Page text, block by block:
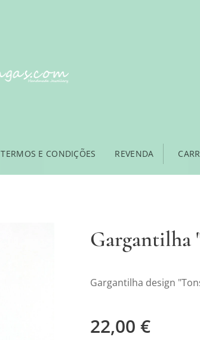
TERMOS E CONDIÇÕES REVENDA
Gargantilha
Gargantilha design
22,00 €